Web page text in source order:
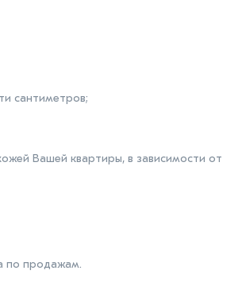
сантиметров;
Вашей квартиры, в зависимости от
по продажам.